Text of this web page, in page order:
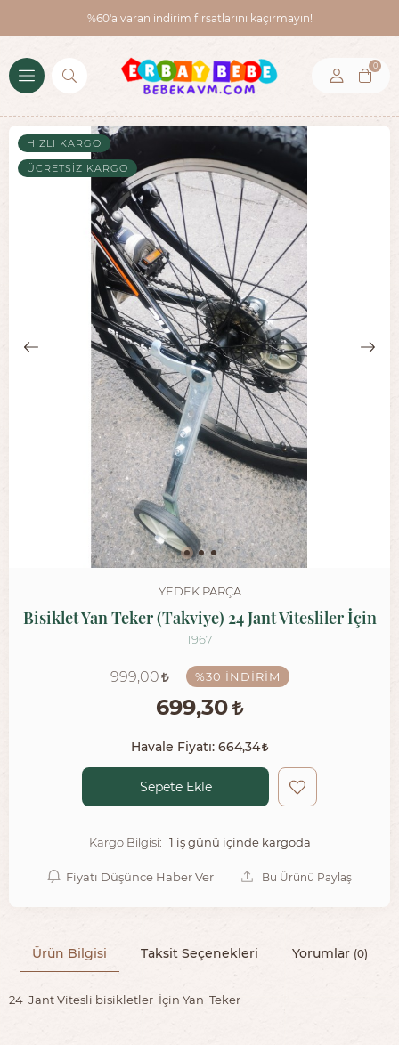
%60'a varan indirim fırsatlarını kaçırmayın!
0
HIZLI KARGO
ÜCRETSIZ KARGO
YEDEK PARÇA
Bisiklet Yan Teker (Takviye) 24 Jant Vitesliler İçin
1967
999,00 %30 İNDIRIM
699,30
Havale Fiyatı: 664,34
Sepete Ekle
Kargo Bilgisi: 1 iş günü içinde kargoda
Fiyatı Düşünce Haber Ver Bu Ürünü Paylaş
Ürün Bilgisi Taksit Seçenekleri Yorumlar (0)
24 Jant Vitesli bisikletler İçin Yan Teker